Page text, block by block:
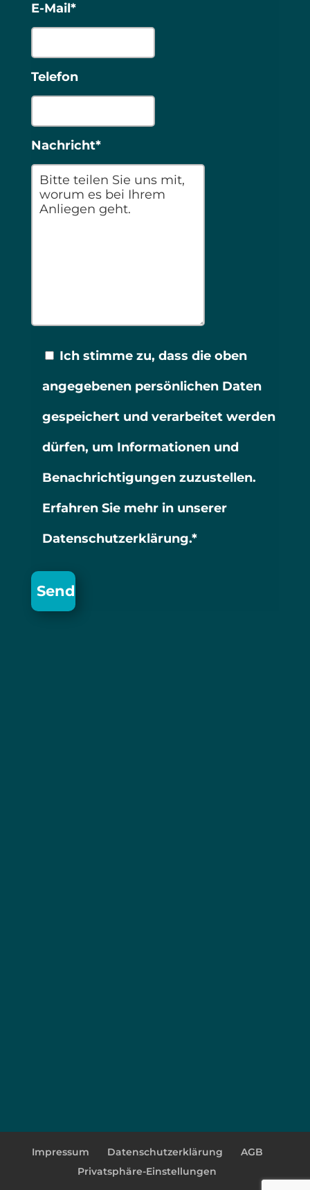
E-Mail*
Telefon
Nachricht*
Ich stimme zu, dass die oben
angegebenen persönlichen Daten
gespeichert und verarbeitet werden
dürfen, um Informationen und
Benachrichtigungen zuzustellen.
Erfahren Sie mehr in unserer
Datenschutzerklärung.*
Impressum Datenschutzerklärung
AGB
Privatsphäre-Einstellungen